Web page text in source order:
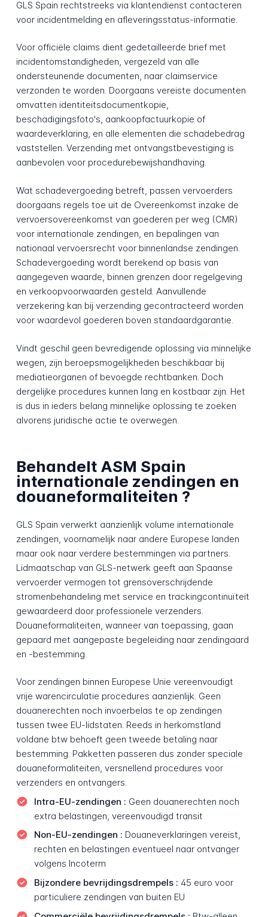
GLS Spain rechtstreeks via klantendienst contacteren
voor incidentmelding en afleveringsstatus-informatie.
Voor officiële claims dient gedetailleerde brief met
incidentomstandigheden, vergezeld van alle
ondersteunende documenten, naar claimservice
verzonden te worden. Doorgaans vereiste documenten
omvatten identiteitsdocumentkopie,
beschadigingsfoto's, aankoopfactuurkopie of
waardeverklaring, en alle elementen die schadebedrag
vaststellen. Verzending met ontvangstbevestiging is
aanbevolen voor procedurebewijshandhaving.
Wat schadevergoeding betreft, passen vervoerders
doorgaans regels toe uit de Overeenkomst inzake de
vervoersovereenkomst van goederen per weg (CMR)
voor internationale zendingen, en bepalingen van
nationaal vervoersrecht voor binnenlandse zendingen.
Schadevergoeding wordt berekend op basis van
aangegeven waarde, binnen grenzen door regelgeving
en verkoopvoorwaarden gesteld. Aanvullende
verzekering kan bij verzending gecontracteerd worden
voor waardevol goederen boven standaardgarantie.
Vindt geschil geen bevredigende oplossing via minnelijke
wegen, zijn beroepsmogelijkheden beschikbaar bij
mediatieorganen of bevoegde rechtbanken. Doch
dergelijke procedures kunnen lang en kostbaar zijn. Het
is dus in ieders belang minnelijke oplossing te zoeken
alvorens juridische actie te overwegen.
Behandelt ASM Spain
internationale zendingen en
douaneformaliteiten ?
GLS Spain verwerkt aanzienlijk volume internationale
zendingen, voornamelijk naar andere Europese landen
maar ook naar verdere bestemmingen via partners.
Lidmaatschap van GLS-netwerk geeft aan Spaanse
vervoerder vermogen tot grensoverschrijdende
stromenbehandeling met service en trackingcontinuïteit
gewaardeerd door professionele verzenders.
Douaneformaliteiten, wanneer van toepassing, gaan
gepaard met aangepaste begeleiding naar zendingaard
en -bestemming.
Voor zendingen binnen Europese Unie vereenvoudigt
vrije warencirculatie procedures aanzienlijk. Geen
douanerechten noch invoerbelas te op zendingen
tussen twee EU-lidstaten. Reeds in herkomstland
voldane btw behoeft geen tweede betaling naar
bestemming. Pakketten passeren dus zonder speciale
douaneformaliteiten, versnellend procedures voor
verzenders en ontvangers.
Intra-EU-zendingen : Geen douanerechten noch
extra belastingen, vereenvoudigd transit
Non-EU-zendingen : Douaneverklaringen vereist,
rechten en belastingen eventueel naar ontvanger
volgens Incoterm
Bijzondere bevrijdingsdrempels : 45 euro voor
particuliere zendingen van buiten EU